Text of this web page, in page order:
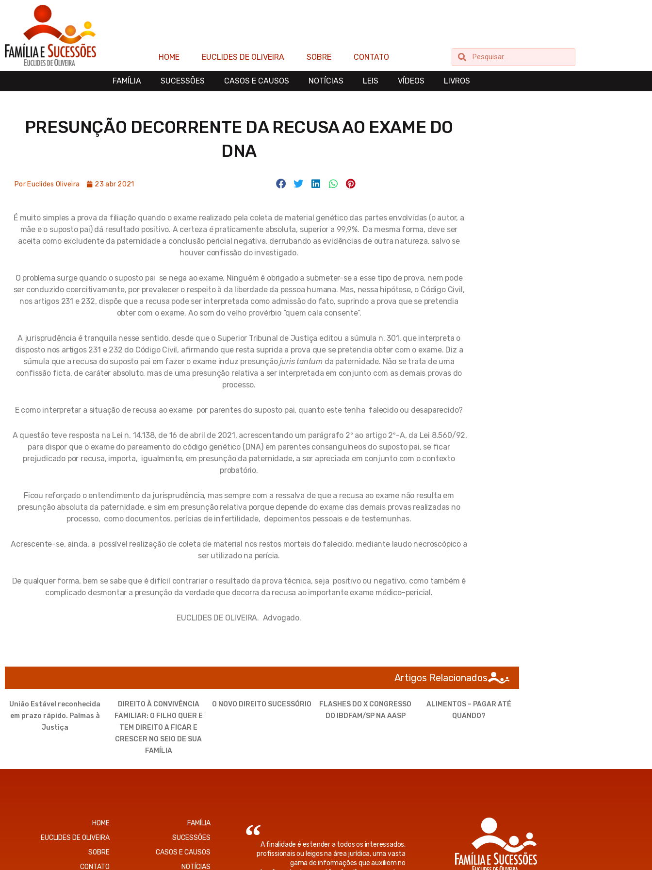
conteúdo
HOME
EUCLIDES DE OLIVEIRA SOBRE CONTATO PesquisarPesquisar
FAMÍLIA SUCESSÕES CASOS E CAUSOS NOTÍCIAS LEIS VÍDEOS LIVROS
PRESUNÇÃO DECORRENTE DA RECUSA AO EXAME DO
DNA
Por Euclides Oliveira 23 abr 2021
É muito simples a prova da filiação quando o exame realizado pela coleta de material genético das partes envolvidas (o autor, a
mãe e o suposto pai) dá resultado positivo. A certeza é praticamente absoluta, superior a 99,9%. Da mesma forma, deve ser
aceita como excludente da paternidade a conclusão pericial negativa, derrubando as evidências de outra natureza, salvo se
houver confissão do investigado.
O problema surge quando o suposto pai se nega ao exame. Ninguém é obrigado a submeter-se a esse tipo de prova, nem pode
ser conduzido coercitivamente, por prevalecer o respeito à da liberdade da pessoa humana. Mas, nessa hipótese, o Código Civil,
nos artigos 231 e 232, dispõe que a recusa pode ser interpretada como admissão do fato, suprindo a prova que se pretendia
obter com o exame. Ao som do velho provérbio “quem cala consente”.
A jurisprudência é tranquila nesse sentido, desde que o Superior Tribunal de Justiça editou a súmula n. 301, que interpreta o
disposto nos artigos 231 e 232 do Código Civil, afirmando que resta suprida a prova que se pretendia obter com o exame. Diz a
súmula que a recusa do suposto pai em fazer o exame induz presunçãojuris tantum da paternidade. Não se trata de uma
confissão ficta, de caráter absoluto, mas de uma presunção relativa a ser interpretada em conjunto com as demais provas do
processo.
E como interpretar a situação de recusa ao exame por parentes do suposto pai, quanto este tenha falecido ou desaparecido?
A questão teve resposta na Lei n. 14.138, de 16 de abril de 2021, acrescentando um parágrafo 2º ao artigo 2º-A, da Lei 8.560/92,
para dispor que o exame do pareamento do código genético (DNA) em parentes consanguíneos do suposto pai, se ficar
prejudicado por recusa, importa, igualmente, em presunção da paternidade, a ser apreciada em conjunto com o contexto
probatório.
Ficou reforçado o entendimento da jurisprudência, mas sempre com a ressalva de que a recusa ao exame não resulta em
presunção absoluta da paternidade, e sim em presunção relativa porque depende do exame das demais provas realizadas no
processo, como documentos, perícias de infertilidade, depoimentos pessoais e de testemunhas.
Acrescente-se, ainda, a possível realização de coleta de material nos restos mortais do falecido, mediante laudo necroscópico a
ser utilizado na perícia.
De qualquer forma, bem se sabe que é difícil contrariar o resultado da prova técnica, seja positivo ou negativo, como também é
complicado desmontar a presunção da verdade que decorra da recusa ao importante exame médico-pericial.
EUCLIDES DE OLIVEIRA. Advogado.
Artigos Relacionados
União Estável reconhecida
em prazo rápido. Palmas à
Justiça
DIREITO À CONVIVÊNCIA
FAMILIAR: O FILHO QUER E
TEM DIREITO A FICAR E
CRESCER NO SEIO DE SUA
FAMÍLIA
O NOVO DIREITO SUCESSÓRIO
FLASHES DO X CONGRESSO
DO IBDFAM/SP NA AASP
ALIMENTOS – PAGAR ATÉ
QUANDO?
HOME
EUCLIDES DE OLIVEIRA
SOBRE
CONTATO
FAMÍLIA
SUCESSÕES
CASOS E CAUSOS
NOTÍCIAS
A finalidade é estender a todos os interessados,
profissionais ou leigos na área jurídica, uma vasta
gama de informações que auxiliem no